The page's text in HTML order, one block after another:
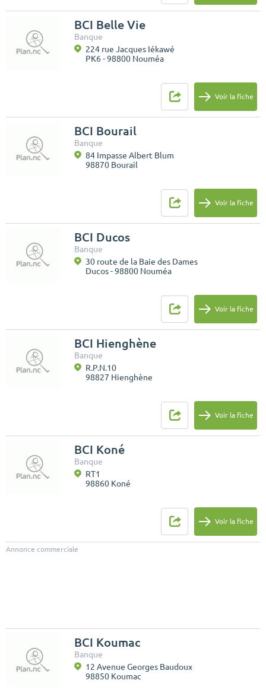
BCI Belle Vie
Banque
224 rue Jacques Iékawé
PK6 - 98800 Nouméa
Voir la fiche
BCI Bourail
Banque
84 Impasse Albert Blum
98870 Bourail
Voir la fiche
BCI Ducos
Banque
30 route de la Baie des Dames
Ducos - 98800 Nouméa
Voir la fiche
BCI Hienghène
Banque
R.P.N.10
98827 Hienghène
Voir la fiche
BCI Koné
Banque
RT1
98860 Koné
Voir la fiche
Annonce commerciale
BCI Koumac
Banque
12 Avenue Georges Baudoux
98850 Koumac